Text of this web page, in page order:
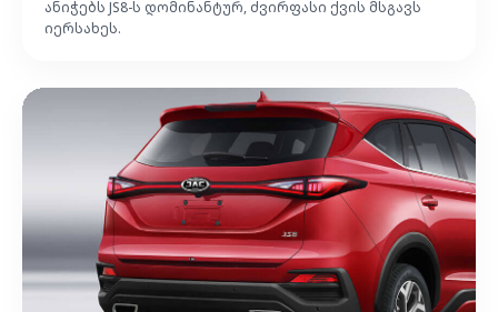
ანიჭებს JS8-ს დომინანტურ, ძვირფასი ქვის მსგავს
იერსახეს.